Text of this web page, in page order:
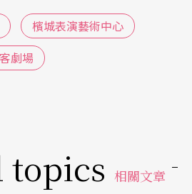
來說，一下子會很難區分檳
治秩序調和的空間。
檳城表演藝術中心
劇場
topics 相關文章